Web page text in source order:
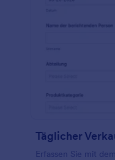
Täglicher
Erfassen Sie mit